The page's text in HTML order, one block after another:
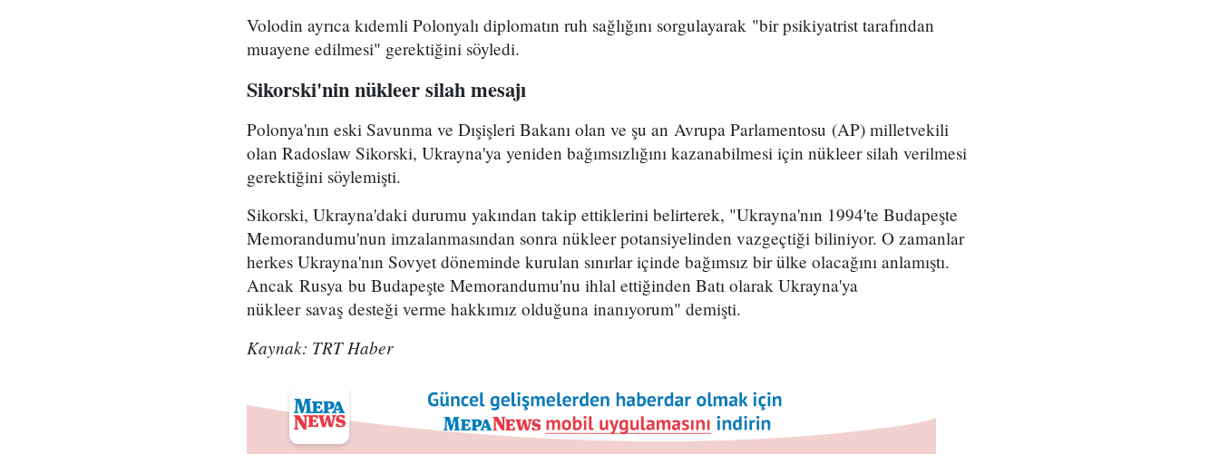
Volodin ayrıca kıdemli Polonyalı diplomatın ruh sağlığını sorgulayarak "bir psikiyatrist tarafından
muayene edilmesi" gerektiğini söyledi.
Sikorski'nin nükleer silah mesajı
Polonya'nın eski Savunma ve Dışişleri Bakanı olan ve şu an Avrupa Parlamentosu (AP) milletvekili
olan Radoslaw Sikorski, Ukrayna'ya yeniden bağımsızlığını kazanabilmesi için nükleer silah verilmesi
gerektiğini söylemişti.
Sikorski, Ukrayna'daki durumu yakından takip ettiklerini belirterek, "Ukrayna'nın 1994'te Budapeşte
Memorandumu'nun imzalanmasından sonra nükleer potansiyelinden vazgeçtiği biliniyor. O zamanlar
herkes Ukrayna'nın Sovyet döneminde kurulan sınırlar içinde bağımsız bir ülke olacağını anlamıştı.
Ancak Rusya bu Budapeşte Memorandumu'nu ihlal ettiğinden Batı olarak Ukrayna'ya
nükleer savaş desteği verme hakkımız olduğuna inanıyorum" demişti.
Kaynak: TRT Haber